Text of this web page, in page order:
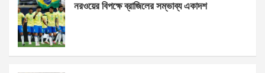
b
o
o
k
n
g
er
s
p
e
নরওয়ের বিপক্ষে ব্রাজিলের সম্ভাব্য একাদশ